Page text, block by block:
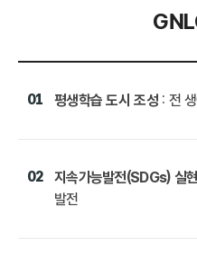
01 평생학습 도시 조성: 전 생
02 지속가능발전(SDGs) 실현
발전